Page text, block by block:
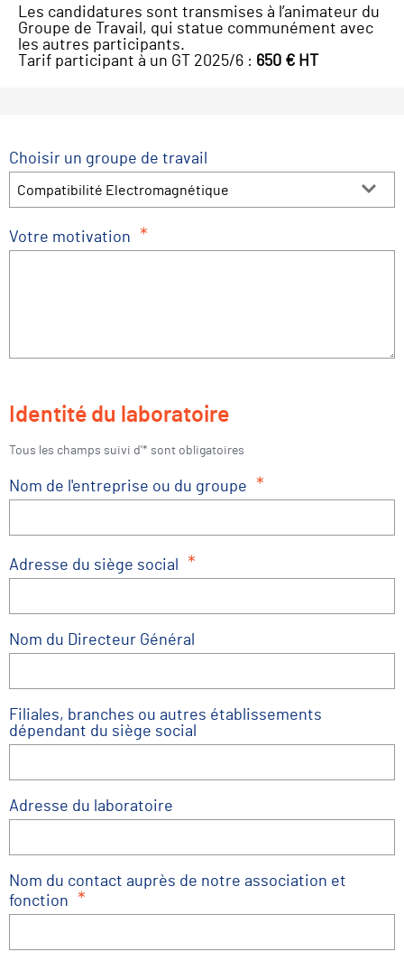
Les candidatures sont transmises à l’animateur du
Groupe de Travail, qui statue communément avec
les autres participants.
Tarif participant à un GT 2025/6 : 650 € HT
Choisir un groupe de travail
Compatibilité Electromagnétique
Votre motivation *
Identité du laboratoire
Tous les champs suivi d'* sont obligatoires
Nom de l'entreprise ou du groupe *
Adresse du siège social *
Nom du Directeur Général
Filiales, branches ou autres établissements
dépendant du siège social
Adresse du laboratoire
Nom du contact auprès de notre association et
fonction
*